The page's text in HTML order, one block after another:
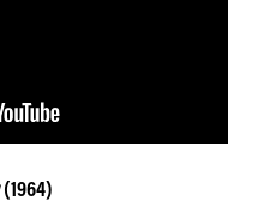
(1964)